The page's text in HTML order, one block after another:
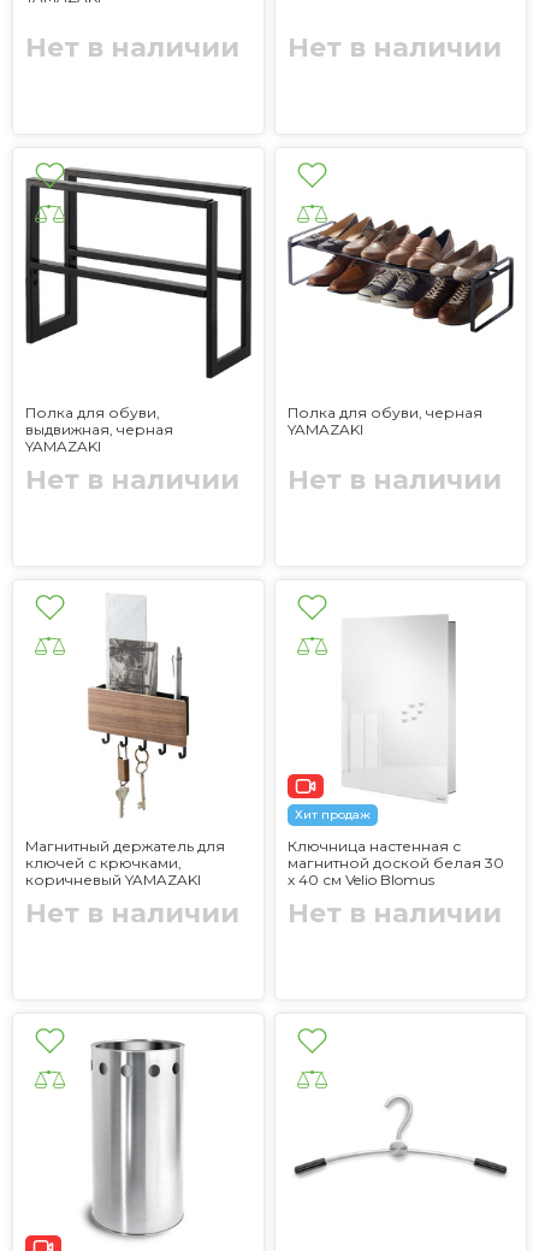
Нет в наличии Нет в наличии
Полка для обуви,
выдвижная, черная
YAMAZAKI
Нет в наличии
Полка для обуви, черная
YAMAZAKI
Нет в наличии
Магнитный держатель для
ключей с крючками,
коричневый YAMAZAKI
Нет в наличии
Хит продаж
Ключница настенная с
магнитной доской белая 30
х 40 см Velio Blomus
Нет в наличии